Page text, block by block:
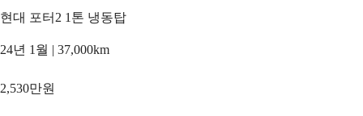
현대 포터2 1톤 냉동탑
24년 1월 | 37,000km
2,530만원